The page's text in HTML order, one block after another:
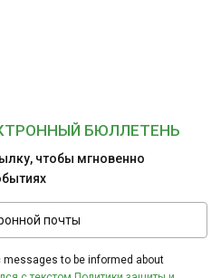
БЮЛЛЕТЕНЬ
чтобы мгновенно
to be informed about